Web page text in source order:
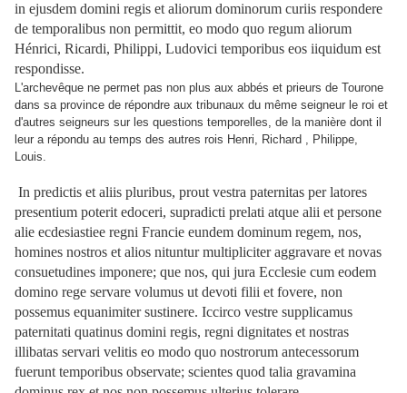
in ejusdem domini regis et aliorum dominorum curiis respondere
de temporalibus non permittit, eo modo quo regum aliorum
Hénrici, Ricardi, Philippi, Ludovici temporibus eos iiquidum est
respondisse.
L'archevêque ne permet pas non plus aux abbés et prieurs de Tourone
dans sa province de répondre aux tribunaux du même seigneur le roi et
d'autres seigneurs sur les questions temporelles, de la manière dont il
leur a répondu au temps des autres rois Henri, Richard , Philippe,
Louis.
In predictis et aliis pluribus, prout vestra paternitas per latores
presentium poterit edoceri, supradicti prelati atque alii et persone
alie ecdesiastiee regni Francie eundem dominum regem, nos,
homines nostros et alios nituntur multipliciter aggravare et novas
consuetudines imponere; que nos, qui jura Ecclesie cum eodem
domino rege servare volumus ut devoti filii et fovere, non
possemus equanimiter sustinere. Iccirco vestre supplicamus
paternitati quatinus domini regis, regni dignitates et nostras
illibatas servari velitis eo modo quo nostrorum antecessorum
fuerunt temporibus observate; scientes quod talia gravamina